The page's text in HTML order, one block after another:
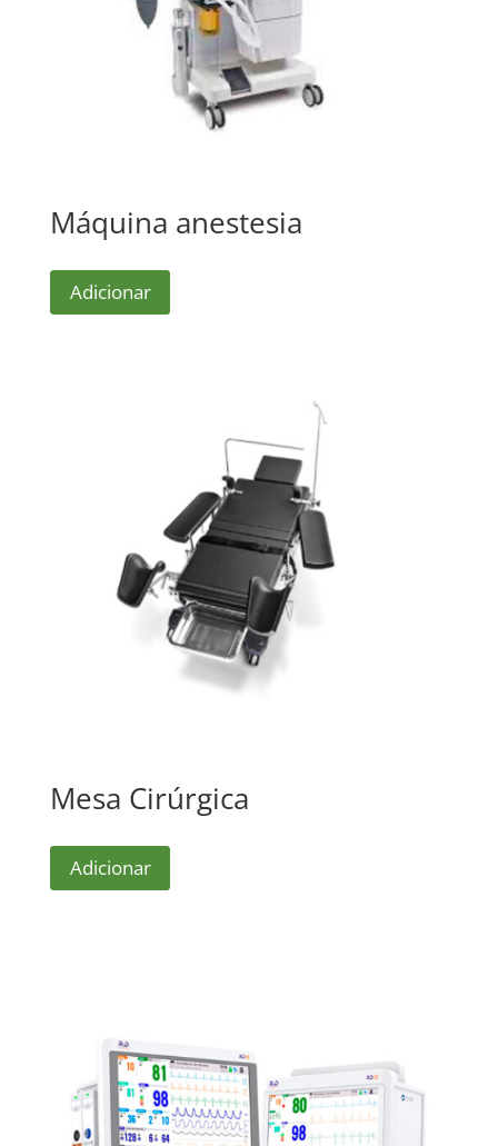
Máquina anestesia
Adicionar
Mesa Cirúrgica
Adicionar